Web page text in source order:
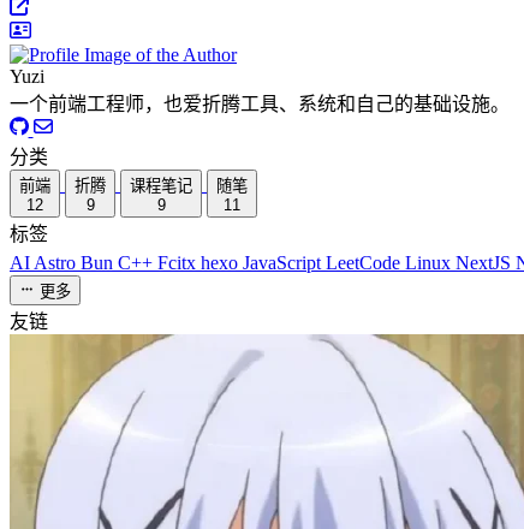
Yuzi
一个前端工程师，也爱折腾工具、系统和自己的基础设施。
分类
前端
12
折腾
9
课程笔记
9
随笔
11
标签
AI Astro Bun C++ Fcitx hexo JavaScript LeetCode Linux NextJS
更多
友链